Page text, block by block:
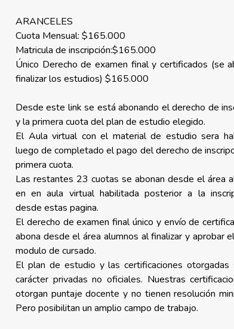
ARANCELES
Cuota Mensual: $165.000
Matricula de inscripción:$165.000
Único Derecho de examen final y certificados (se
finalizar los estudios) $165.000
Desde este link se está abonando el derecho de
y la primera cuota del plan de estudio elegido.
El Aula virtual con el material de estudio sera
luego de completado el pago del derecho de
primera cuota.
Las restantes 23 cuotas se abonan desde el área
en en aula virtual habilitada posterior a la
desde estas pagina.
El derecho de examen final único y envío de
abona desde el área alumnos al finalizar y aprobar
modulo de cursado.
El plan de estudio y las certificaciones otorgadas
carácter privadas no oficiales. Nuestras
otorgan puntaje docente y no tienen resolución
Pero posibilitan un amplio campo de trabajo.